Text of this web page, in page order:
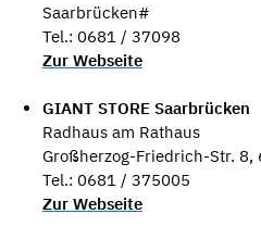
Saarbrücken#
Tel.: 0681 / 37098
Zur Webseite
GIANT STORE Saarbrücken
Radhaus am Rathaus
Großherzog-Friedrich-Str. 8,
Tel.: 0681 / 375005
Zur Webseite